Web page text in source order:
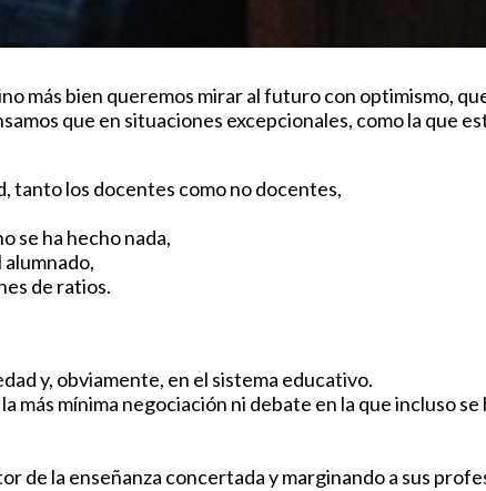
más bien queremos mirar al futuro con optimismo,
que en situaciones excepcionales, como la
tanto los docentes como no docentes,
se ha hecho nada,
de ratios.
y, obviamente, en el sistema educativo.
mínima negociación ni debate en la que incluso
la enseñanza concertada y marginando a sus